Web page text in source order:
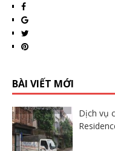
BÀI VIẾT MỚI
Dịch vụ